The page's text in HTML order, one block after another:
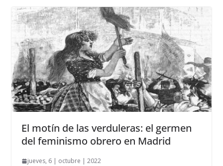
El motín de las verduleras: el germen
del feminismo obrero en Madrid
jueves, 6 | octubre | 2022